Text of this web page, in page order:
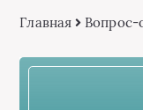
Главная Вопрос-